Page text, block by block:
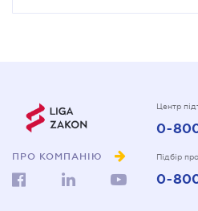
ПРО КОМПАНІЮ
Центр
0-
Підбір
0-